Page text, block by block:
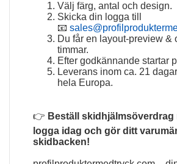
Välj färg, antal och design.
Skicka din logga till
📧
Du får en layout-preview &
timmar.
Efter godkännande startar
Leverans inom ca. 21
hela Europa.
👉 Beställskidhjälmsöverdrag
logga idag och gör ditt
skidbacken!